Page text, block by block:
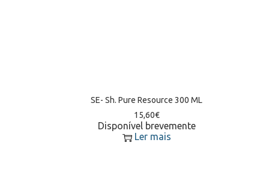
SE- Sh. Pure Resource 300 ML
15,60€
Disponível brevemente
Ler mais